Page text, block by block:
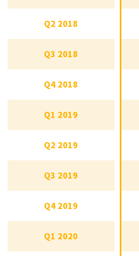
Q2 2019
Q3 2019
Q4 2019
Q1 2020
Q2 2018
Q3 2018
Q4 2018
Q1 2019
Q2 2019
Q3 2019
Q4 2019
Q1 2020